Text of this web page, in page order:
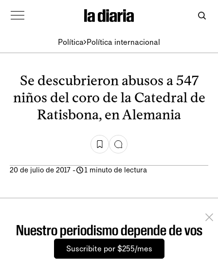
Política Política internacional
Se descubrieron abusos a 547
niños del coro de la Catedral de
Ratisbona, en Alemania
20 de julio de 2017 - 1 minuto de lectura
Nuestro periodismo depende de vos
Suscribite por $255/mes